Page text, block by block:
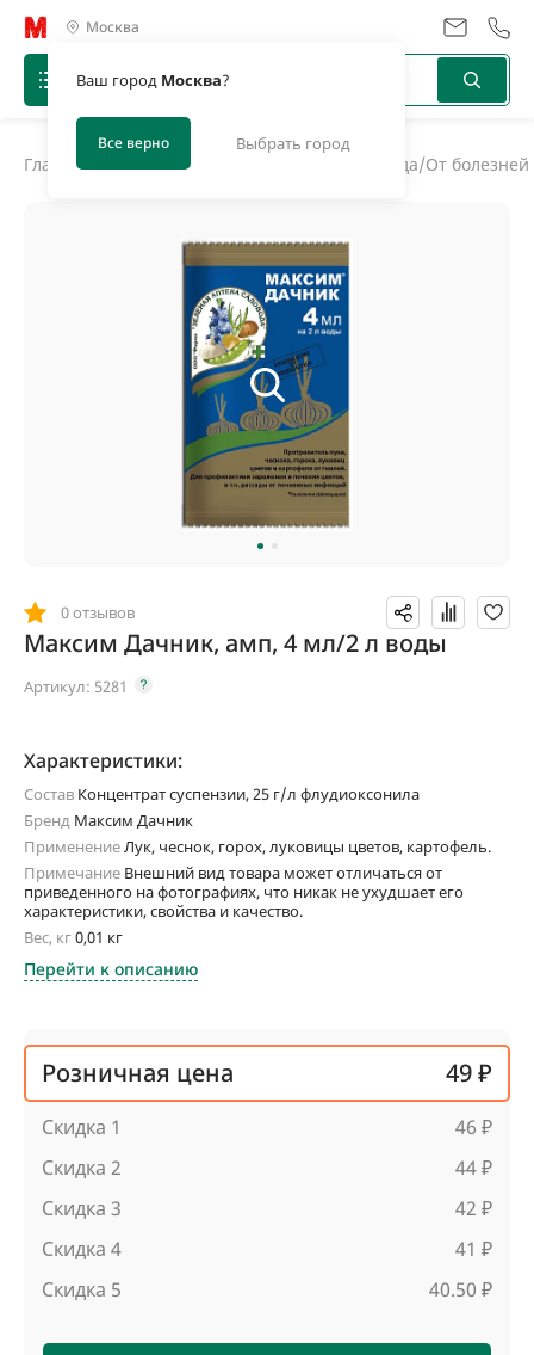
Москва
Ваш город Москва?
Все верно Выбрать город
Главная Средства защиты дома и сада/От
0 отзывов
Максим Дачник, амп, 4 мл/2 л воды
Артикул: 5281
Характеристики:
Состав Концентрат суспензии, 25 г/л флудиоксонила
Бренд Максим Дачник
ПрименениеЛук, чеснок, горох, луковицы цветов, картофель.
Примечание Внешний вид товара может отличаться от
приведенного на фотографиях, что никак не ухудшает его
характеристики, свойства и качество.
Вес, кг0,01 кг
Перейти к описанию
Розничная цена 49 ₽
Скидка 1
46 ₽
Скидка 2
44 ₽
Скидка 3
42 ₽
Скидка 4
41 ₽
Скидка 5
40.50 ₽